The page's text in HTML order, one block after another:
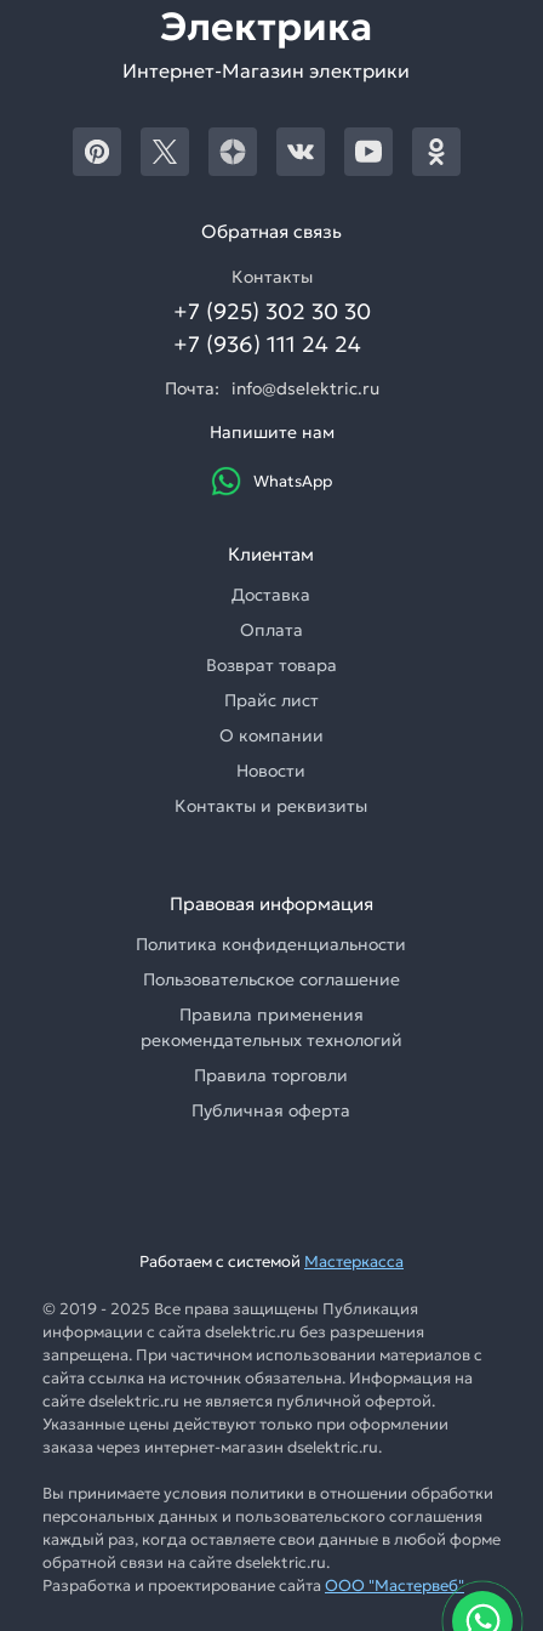
Электрика
Интернет-Магазин электрики
Обратная связь
Контакты
+7 (925) 302 30 30
+7 (936) 111 24 24
Почта:
info@dselektric.ru
Напишите нам
WhatsApp
Клиентам
Доставка
Оплата
Возврат товара
Прайс лист
О компании
Новости
Контакты и реквизиты
Правовая информация
Политика конфиденциальности
Пользовательское соглашение
Правила применения
рекомендательных технологий
Правила торговли
Публичная оферта
Работаем с системой Мастеркасса
© 2019 - 2025 Все права защищены Публикация
информации с сайта dselektric.ru без разрешения
запрещена. При частичном использовании материалов с
сайта ссылка на источник обязательна. Информация на
сайте dselektric.ru не является публичной офертой.
Указанные цены действуют только при оформлении
заказа через интернет-магазин dselektric.ru.
Вы принимаете условия политики в отношении обработки
персональных данных и пользовательского соглашения
каждый раз, когда оставляете свои данные в любой форме
обратной связи на сайте dselektric.ru.
Разработка и проектирование сайта ООО "Мастервеб"